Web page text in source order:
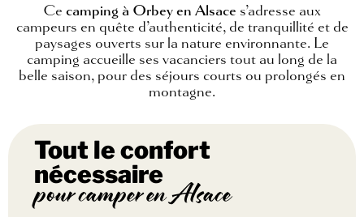
Ce camping à Orbey en Alsace s’adresse aux
campeurs en quête d’authenticité, de tranquillité et de
paysages ouverts sur la nature environnante. Le
camping accueille ses vacanciers tout au long de la
belle saison, pour des séjours courts ou prolongés en
montagne.
Tout le confort
nécessaire
pour camper en Alsace